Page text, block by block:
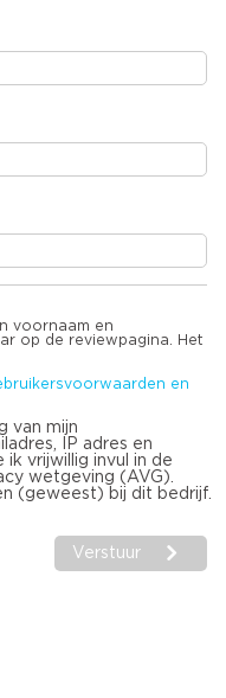
voornaam en
op de reviewpagina. Het
en
van mijn
IP adres en
vrijwillig invul in de
wetgeving (AVG).
(geweest) bij dit bedrijf.
Verstuur